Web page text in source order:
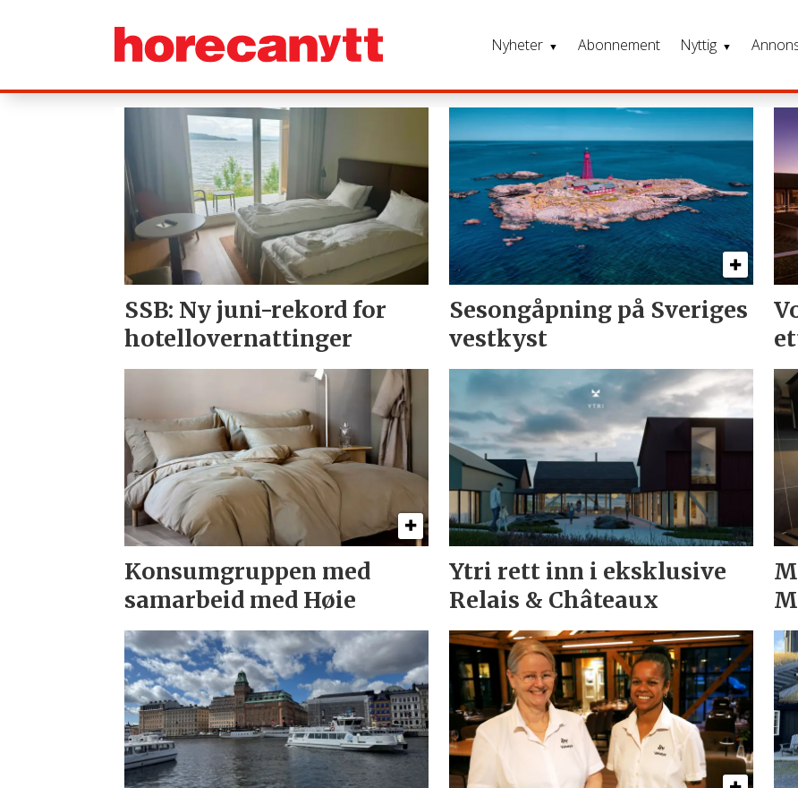
Nyheter Abonnement Nyttig
overnatting
SSB: Ny juni-rekord for
hotellovernattinger
Sesongåpning på Sveriges
vestkyst
Konsumgruppen med
samarbeid med Høie
Ytri rett inn i eksklusive
Relais & Châteaux